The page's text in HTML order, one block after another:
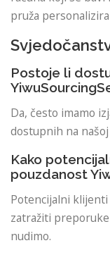
pruža
Postoje li
Da, često imamo
dostupnih na
Kako
pouzdanost
Potencijalni
zatražiti
nudimo.